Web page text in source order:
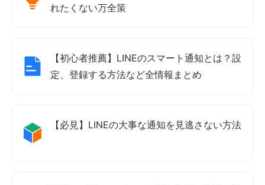
れたくない万全策
【初心者推薦】LINEのスマート通知とは？設
定、登録する方法など全情報まとめ
【必見】LINEの大事な通知を見逃さない方法